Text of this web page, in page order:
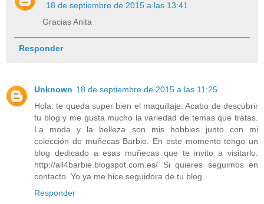
18 de septiembre de 2015 a las 13:41
Gracias Anita
Responder
Unknown 18 de septiembre de 2015 a las 11:25
Hola: te queda super bien el maquillaje. Acabo de descubrir
tu blog y me gusta mucho la variedad de temas que tratas.
La moda y la belleza son mis hobbies junto con mi
colección de muñecas Barbie. En este momento tengo un
blog dedicado a esas muñecas que te invito a visitarlo:
http://all4barbie.blogspot.com.es/ Si quieres seguimos en
contacto. Yo ya me hice seguidora de tu blog.
Responder